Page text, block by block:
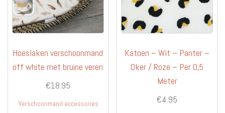
op
de
Hoeslaken verschoonmand
off white met bruine veren
€18.95
Verschoonmand accessoires
Katoen – Wit – Panter –
Oker / Roze – Per 0,5
Meter
€4.95